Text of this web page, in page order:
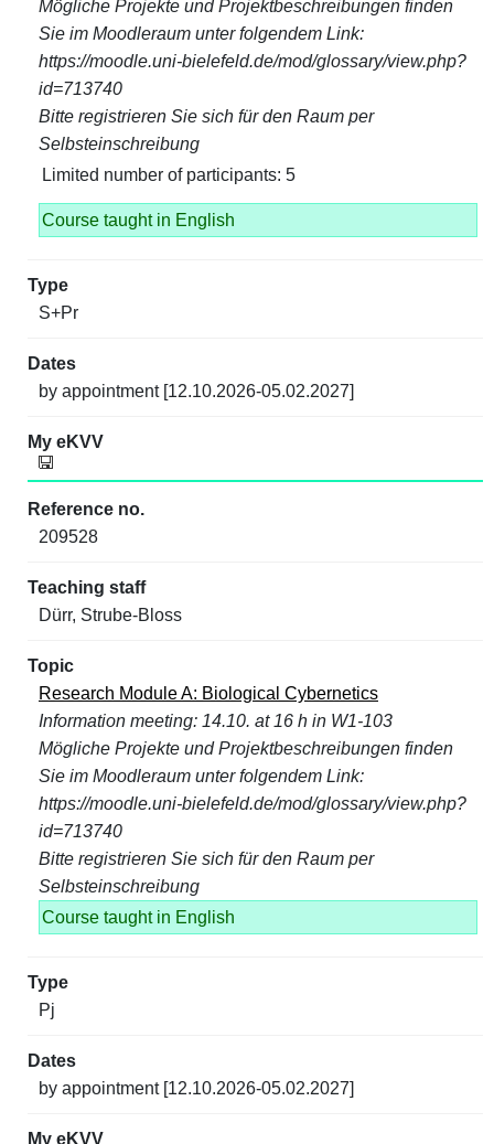
Mögliche Projekte und Projektbeschreibungen finden
Sie im Moodleraum unter folgendem Link:
https://moodle.uni-bielefeld.de/mod/glossary/view.php?
id=713740
Bitte registrieren Sie sich für den Raum per
Selbsteinschreibung
Limited number of participants: 5
Course taught in English
S+Pr
by appointment [12.10.2026-05.02.2027]
209528
Dürr, Strube-Bloss
Research Module A: Biological Cybernetics
Information meeting: 14.10. at 16 h in W1-103
Mögliche Projekte und Projektbeschreibungen finden
Sie im Moodleraum unter folgendem Link:
https://moodle.uni-bielefeld.de/mod/glossary/view.php?
id=713740
Bitte registrieren Sie sich für den Raum per
Selbsteinschreibung
Course taught in English
Pj
by appointment [12.10.2026-05.02.2027]